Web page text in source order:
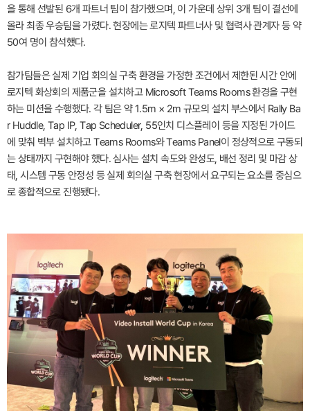
을 통해 선발된 6개 파트너 팀이 참가했으며, 이 가운데 상위 3개 팀이 결선에
올라 최종 우승팀을 가렸다. 현장에는 로지텍 파트너사 및 협력사 관계자 등 약
50여 명이 참석했다.
참가팀들은 실제 기업 회의실 구축 환경을 가정한 조건에서 제한된 시간 안에
로지텍 화상회의 제품군을 설치하고 Microsoft Teams Rooms 환경을 구현
하는 미션을 수행했다. 각 팀은 약 1.5m × 2m 규모의 설치 부스에서 Rally Ba
r Huddle, Tap IP, Tap Scheduler, 55인치 디스플레이 등을 지정된 가이드
에 맞춰 벽부 설치하고 Teams Rooms와 Teams Panel이 정상적으로 구동되
는 상태까지 구현해야 했다. 심사는 설치 속도와 완성도, 배선 정리 및 마감 상
태, 시스템 구동 안정성 등 실제 회의실 구축 현장에서 요구되는 요소를 중심으
로 종합적으로 진행됐다.